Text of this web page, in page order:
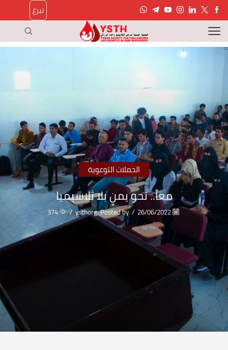
تبرع
الحملات التوعوية
معاً.. نحو يمنٍ بلا ثلاسيميا
26/06/2022
/
Posted by
ysthorg
/
374